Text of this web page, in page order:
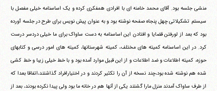
منشی جلسه بود. آقای محمد خامنه ای با افرادی همفکری کرده و یک اساسنامه خیلی مفصل با
سیستم تشکیلاتی چهل پنجاه صفحه نوشته بود و به عنوان پیش نویس برای طرح در جلسه آورده
بود که بعد از لورفتن قضایا و افتادن این اساسنامه به دست ساواک برای ما خیلی دردسر درست
کرد. در این اساسنامه کمیته های مختلف، کمیته شهرستانها، کمیته های امور درسی و کتابهای
حوزه، کمیته اطلاعات و ضد اطلاعات و از این قبیل موارد آمده بود و با خط خیلی زیبا و خط کشی
شده هم نوشته شده بود،چند نسخه از آن را تکثیر کردند و در اختیارافراد گذاشتند،اتفاقا بعدا که
از طرف ساواک آمدند منزل مارا گشتند یکی از آنها هم در خانه ما بود ولی پیدا نکرده بودند، بعد از